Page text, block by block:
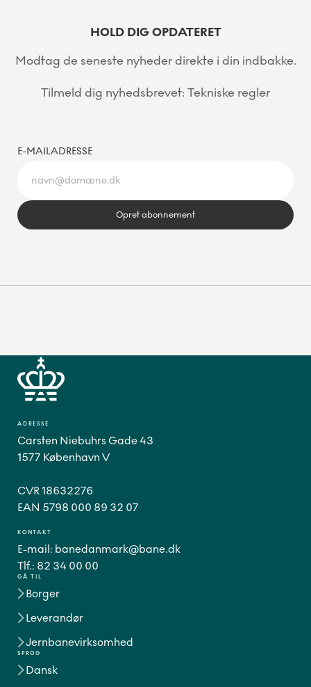
HOLD DIG OPDATERET
Modtag de seneste nyheder direkte i din indbakke.
Tilmeld dig nyhedsbrevet: Tekniske regler
E-MAILADRESSE
Opret abonnement
GÅ TIL
Borger
Leverandør
Jernbanevirksomhed
SPROG
Dansk
ADRESSE
Carsten Niebuhrs Gade 43
1577 København V
CVR 18632276
EAN 5798 000 89 32 07
KONTAKT
E-mail: banedanmark@bane.dk
Tlf.: 82 34 00 00